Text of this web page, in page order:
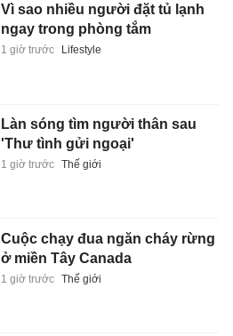
Vì sao nhiều người đặt tủ lạnh
ngay trong phòng tắm
1 giờ trước Lifestyle
Làn sóng tìm người thân sau
'Thư tình gửi ngoại'
1 giờ trước Thế giới
Cuộc chạy đua ngăn cháy rừng
ở miền Tây Canada
1 giờ trước Thế giới